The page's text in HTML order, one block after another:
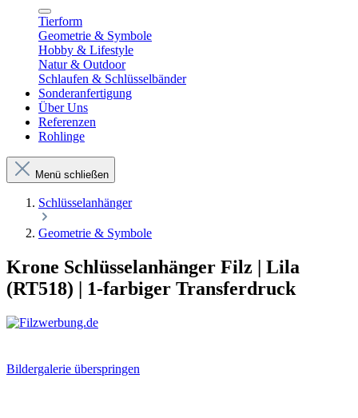
Tierform
Geometrie & Symbole
Hobby & Lifestyle
Natur & Outdoor
Schlaufen & Schlüsselbänder
Sonderanfertigung
Über Uns
Referenzen
Rohlinge
Menü schließen
Schlüsselanhänger
Geometrie & Symbole
Krone Schlüsselanhänger Filz | Lila
(RT518) | 1-farbiger Transferdruck
Bildergalerie überspringen